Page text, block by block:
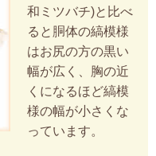
和ミツバチ)と比べ
ると胴体の縞模様
はお尻の方の黒い
幅が広く、胸の近
くになるほど縞模
様の幅が小さくな
っています。